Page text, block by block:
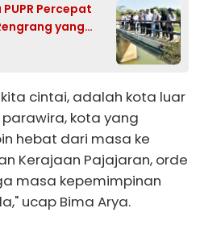
Percepat
yang
cintai, adalah kota luar
kota yang
hebat dari masa ke
Kerajaan Pajajaran, orde
masa kepemimpinan
ucap Bima Arya.